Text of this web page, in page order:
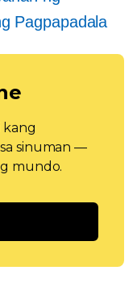
Pagpapadala
kang
sinuman —
mundo.